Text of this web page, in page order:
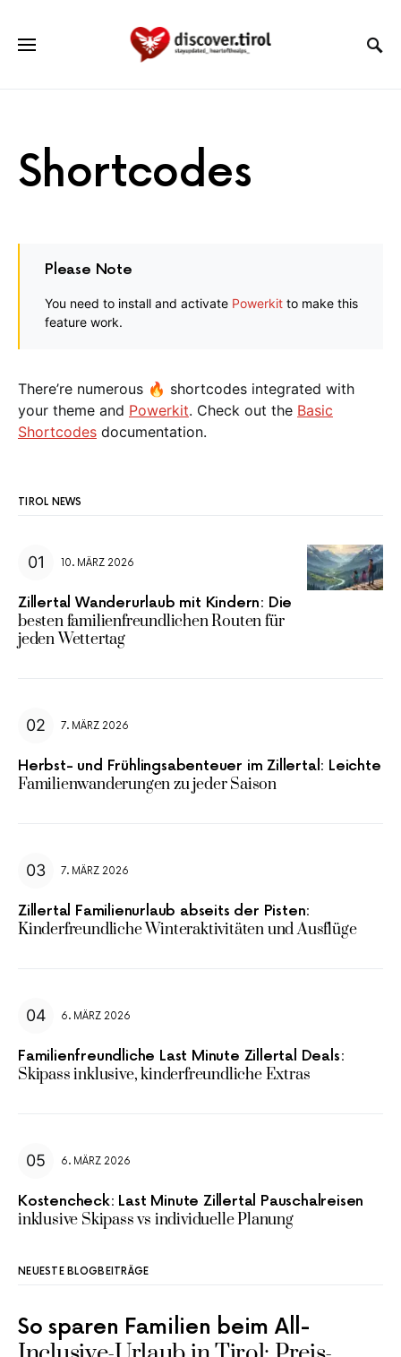
Shortcodes
Please Note
You need to install and activate Powerkit to make this
feature work.
There’re numerous 🔥 shortcodes integrated with
your theme and Powerkit. Check out the Basic
Shortcodes documentation.
TIROL NEWS
10. MÄRZ 2026
Zillertal Wanderurlaub mit Kindern: Die
besten familienfreundlichen Routen für
jeden Wettertag
7. MÄRZ 2026
Herbst- und Frühlingsabenteuer im Zillertal: Leichte
Familienwanderungen zu jeder Saison
7. MÄRZ 2026
Zillertal Familienurlaub abseits der Pisten:
Kinderfreundliche Winteraktivitäten und Ausflüge
6. MÄRZ 2026
Familienfreundliche Last Minute Zillertal Deals:
Skipass inklusive, kinderfreundliche Extras
6. MÄRZ 2026
Kostencheck: Last Minute Zillertal Pauschalreisen
inklusive Skipass vs individuelle Planung
NEUESTE BLOGBEITRÄGE
So sparen Familien beim All-